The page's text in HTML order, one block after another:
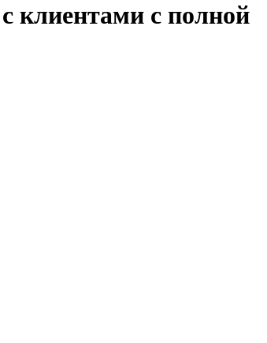
клиентами с полной